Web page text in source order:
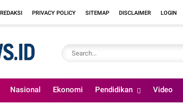
REDAKSI PRIVACY POLICY SITEMAP DISCLAIMER LOGIN
Nasional Ekonomi Pendidikan Video